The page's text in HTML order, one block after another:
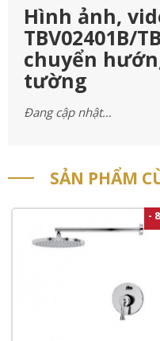
Hình ảnh,
TBV02401B/
chuyển
tường
Đang cập nhật…
SẢN PHẨM
-